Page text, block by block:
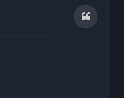
Zitat